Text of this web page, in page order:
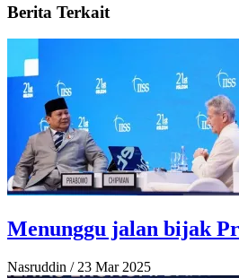
Berita Terkait
Menunggu jalan bijak
Nasruddin / 23 Mar 2025